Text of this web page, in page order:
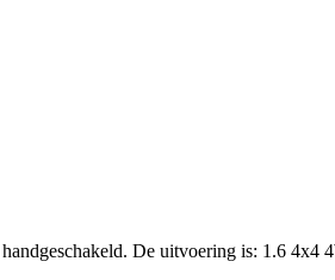
De uitvoering is: 1.6 4x4